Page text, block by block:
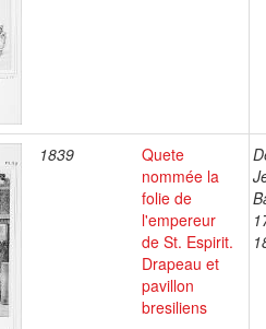
1839
Quete
nommée la
folie de
l'empereur
de St. Espirit.
Drapeau et
pavillon
bresiliens